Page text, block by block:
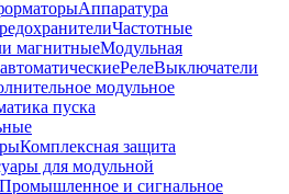
Аппаратура
Частотные
магнитныеМодульная
РелеВыключатели
модульное
пуска
Комплексная защита
для модульной
Промышленное и сигнальное